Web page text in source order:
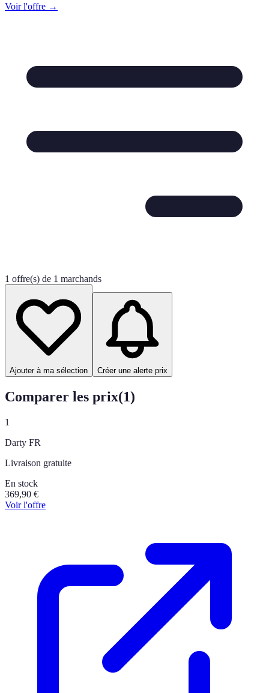
Voir l'offre →
1 offre(s) de 1 marchands
Ajouter à ma sélection Créer une alerte prix
Comparer les prix(1)
1
Darty FR
Livraison gratuite
En stock
369,90 €
Voir l'offre